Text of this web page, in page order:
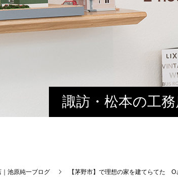
諏訪・松本の工
池原純一ブログ 【茅野市】で理想の家を建てらてた O